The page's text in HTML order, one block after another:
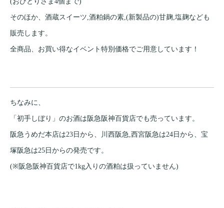
そのほか、酒蔵スイーツ,酒粕鍋の素,(新製品の)甘麹,塩麹なども
販売します。
全商品、お買い得なイベント特別価格でご用意しています！
ちなみに、
「初手しぼり」のお酒は阪急阪神百貨店でも売っています。
阪急うめだ本店は23日から、川西阪急,西宮阪急は24日から、宝
塚阪急は25日からの発売です。
(※阪急阪神百貨店で1kg入りの酒粕は扱っていません)